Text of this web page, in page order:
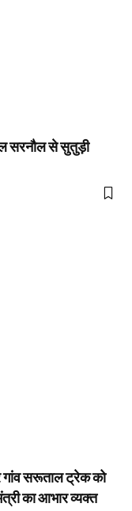
सरनौल से सुतुड़ी
गांव सरूताल ट्रेक को
का आभार व्यक्त